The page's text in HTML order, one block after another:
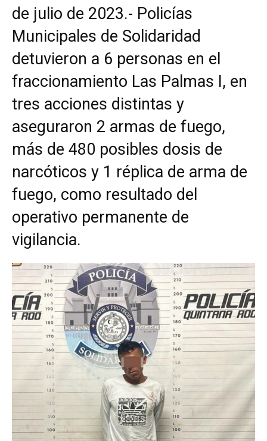
de julio de 2023.- Policías
Municipales de Solidaridad
detuvieron a 6 personas en el
fraccionamiento Las Palmas I, en
tres acciones distintas y
aseguraron 2 armas de fuego,
más de 480 posibles dosis de
narcóticos y 1 réplica de arma de
fuego, como resultado del
operativo permanente de
vigilancia.